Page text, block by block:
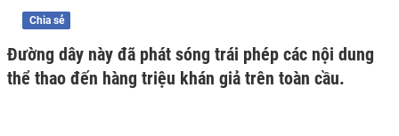
Chia sẻ
Đường dây này đã phát sóng trái phép các nội dung
thể thao đến hàng triệu khán giả trên toàn cầu.